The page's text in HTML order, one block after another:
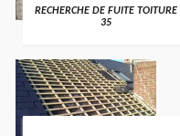
RECHERCHE DE FUITE TOITURE
35